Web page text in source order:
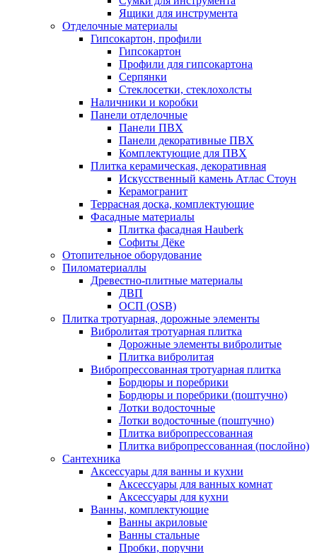
Ящики для инструмента
Отделочные материалы
Гипсокартон, профили
Гипсокартон
Профили для гипсокартона
Серпянки
Стеклосетки, стеклохолсты
Наличники и коробки
Панели отделочные
Панели ПВХ
Панели декоративные ПВХ
Комплектующие для ПВХ
Плитка керамическая, декоративная
Искусственный камень Атлас Стоун
Керамогранит
Террасная доска, комплектующие
Фасадные материалы
Плитка фасадная Hauberk
Софиты Дёке
Отопительное оборудование
Пиломатериаллы
Древестно-плитные материалы
ДВП
ОСП (OSB)
Плитка тротуарная, дорожные элементы
Вибролитая тротуарная плитка
Дорожные элементы вибролитые
Плитка вибролитая
Вибропрессованная тротуарная плитка
Бордюры и поребрики
Бордюры и поребрики (поштучно)
Лотки водосточные
Лотки водосточные (поштучно)
Плитка вибропрессованная
Плитка вибропрессованная (послойно)
Сантехника
Аксессуары для ванны и кухни
Аксессуары для ванных комнат
Аксессуары для кухни
Ванны, комплектующие
Ванны акриловые
Ванны стальные
Пробки, поручни